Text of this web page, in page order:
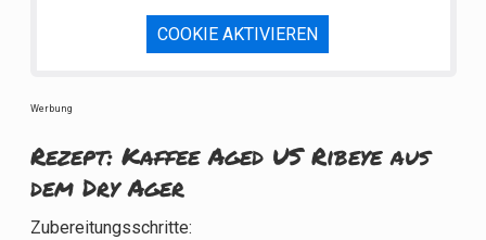
COOKIE AKTIVIEREN
Werbung
Rezept: Kaffee Aged US Ribeye aus
dem Dry Ager
Zubereitungsschritte: